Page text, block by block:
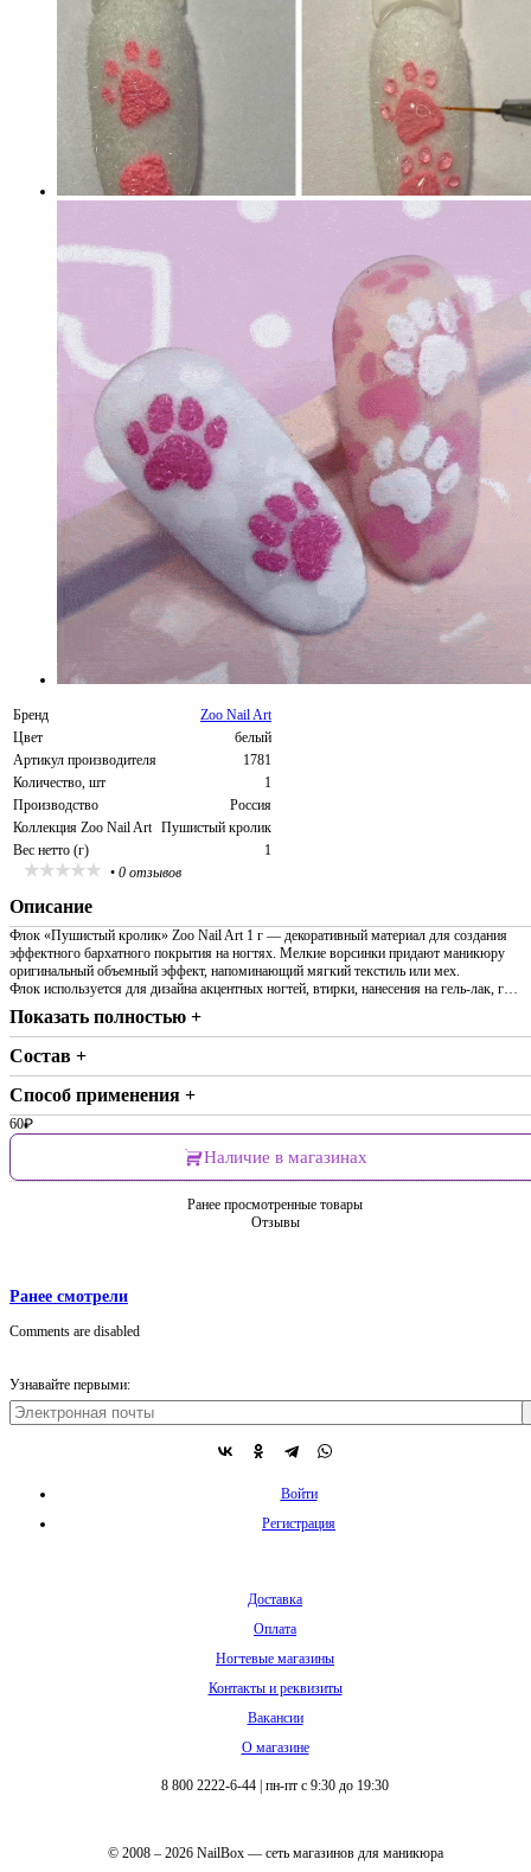
Бренд
Zoo Nail Art
Цвет
белый
Артикул производителя
1781
Количество, шт
1
Производство
Россия
Коллекция Zoo Nail Art Пушистый кролик
Вес нетто (г)
1
• 0 отзывов
Описание
Флок «Пушистый кролик» Zoo Nail Art 1 г — декоративный материал для создания
эффектного бархатного покрытия на ногтях. Мелкие ворсинки придают маникюру
оригинальный объемный эффект, напоминающий мягкий текстиль или мех.
Флок используется для дизайна акцентных ногтей, втирки, нанесения на гель-лак, г…
Показать полностью +
Состав +
Способ применения +
60₽
Наличие в магазинах
Ранее просмотренные товары
Отзывы
Ранее смотрели
Comments are disabled
Узнавайте первыми:
Войти
Регистрация
Доставка
Оплата
Ногтевые магазины
Контакты и реквизиты
Вакансии
О магазине
8 800 2222-6-44 пн-пт с 9:30 до 19:30
© 2008 – 2026 NailBox — сеть магазинов для маникюра